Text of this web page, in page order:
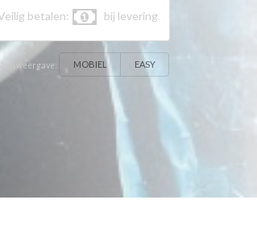
betalen: bij levering
weergave: MOBIEL EASY